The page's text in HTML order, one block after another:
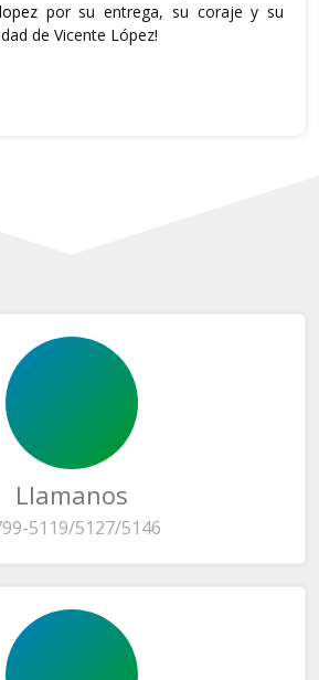
por su entrega, su coraje y su
de Vicente López!
Llamanos
5119/5127/5146